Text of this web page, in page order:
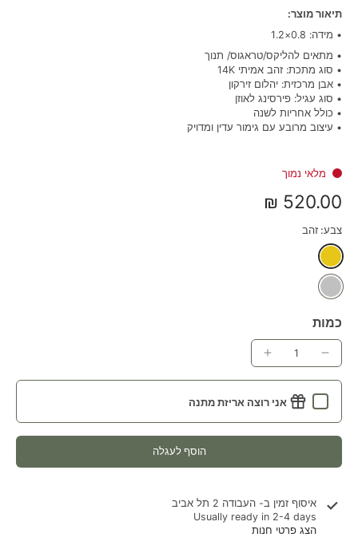
תיאור מוצר:
• מידה: 0.8×1.2
• מתאים להליקס/טראגוס/ תנוך
• סוג מתכת: זהב אמיתי 14K
• אבן מרכזית: יהלום זירקון
• סוג עגיל: פירסינג לאוזן
• כולל אחריות לשנה
• עיצוב מרובע עם גימור עדין ומדויק
מלאי נמוך
520.00 ₪
צבע: זהב
כמות
אני רוצה אריזת מתנה
הוסף לעגלה
איסוף זמין ב- העבודה 2 תל אביב
Usually ready in 2-4 days
הצג פרטי חנות